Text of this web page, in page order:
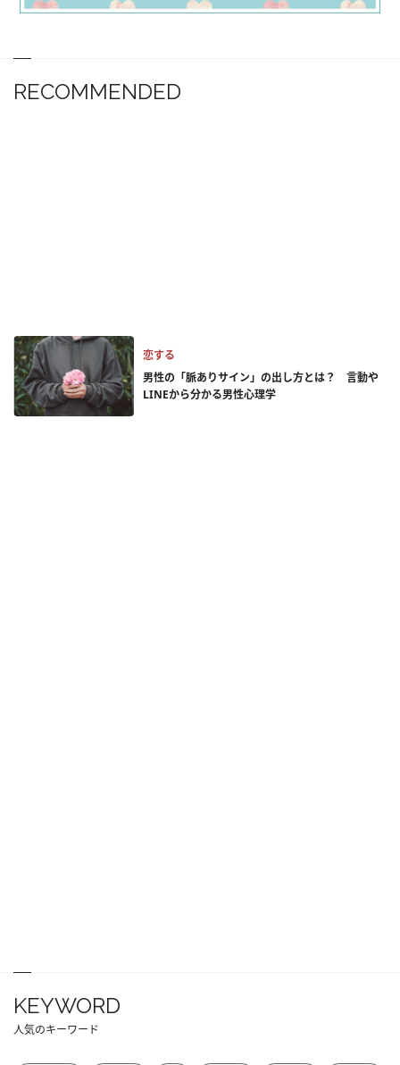
RECOMMENDED
恋する
男性の「脈ありサイン」の出し方とは？ 言動や
LINEから分かる男性心理学
KEYWORD
人気のキーワード